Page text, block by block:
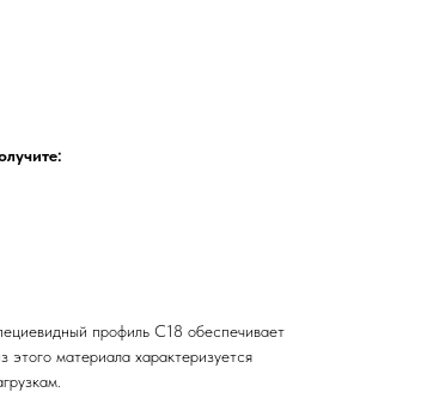
профиль С18 обеспечивает
этого материала характеризуется